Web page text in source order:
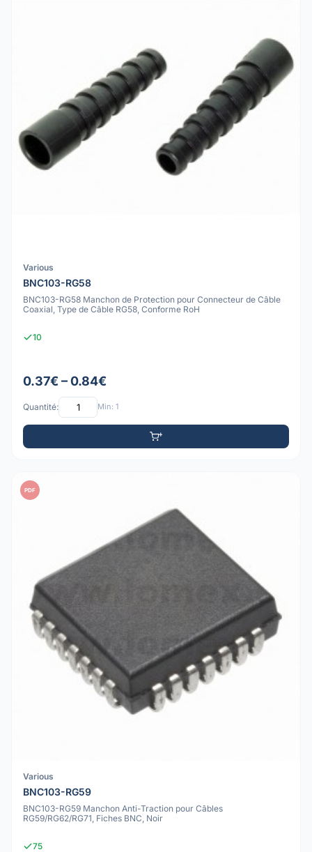
Various
BNC103-RG58
BNC103-RG58 Manchon de Protection pour Connecteur de Câble
Coaxial, Type de Câble RG58, Conforme RoH
10
0.37€ – 0.84€
Quantité: Min: 1
PDF
Various
BNC103-RG59
BNC103-RG59 Manchon Anti-Traction pour Câbles
RG59/RG62/RG71, Fiches BNC, Noir
75